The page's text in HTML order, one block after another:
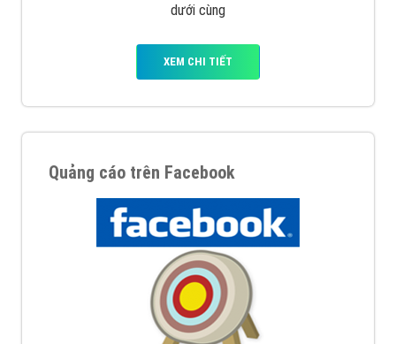
dưới cùng
XEM CHI TIẾT
Quảng cáo trên Facebook